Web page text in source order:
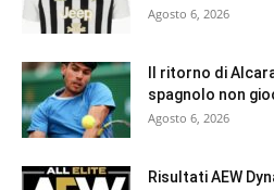
Agosto 6, 2026
Il ritorno di
spagnolo non
Agosto 6, 2026
Risultati AEW